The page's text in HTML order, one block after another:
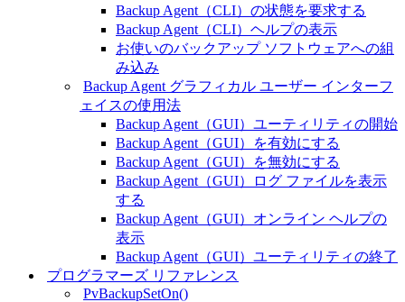
Backup Agent（CLI）の状態を要求する
Backup Agent（CLI）ヘルプの表示
お使いのバックアップ ソフトウェアへの組
み込み
Backup Agent グラフィカル ユーザー インターフ
ェイスの使用法
Backup Agent（GUI）ユーティリティの開始
Backup Agent（GUI）を有効にする
Backup Agent（GUI）を無効にする
Backup Agent（GUI）ログ ファイルを表示
する
Backup Agent（GUI）オンライン ヘルプの
表示
Backup Agent（GUI）ユーティリティの終了
プログラマーズ リファレンス
PvBackupSetOn()